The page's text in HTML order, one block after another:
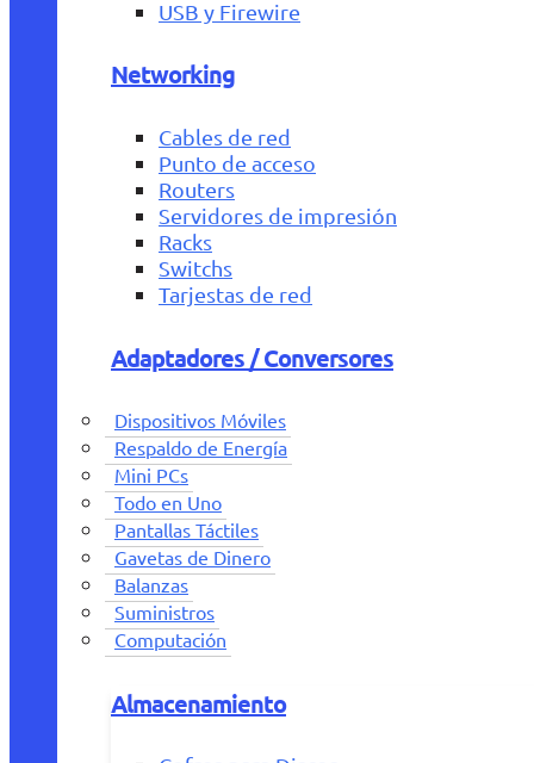
USB y Firewire
Networking
Cables de red
Punto de acceso
Routers
Servidores de impresión
Racks
Switchs
Tarjestas de red
Adaptadores / Conversores
Dispositivos Móviles
Respaldo de Energía
Mini PCs
Todo en Uno
Pantallas Táctiles
Gavetas de Dinero
Balanzas
Suministros
Computación
Almacenamiento